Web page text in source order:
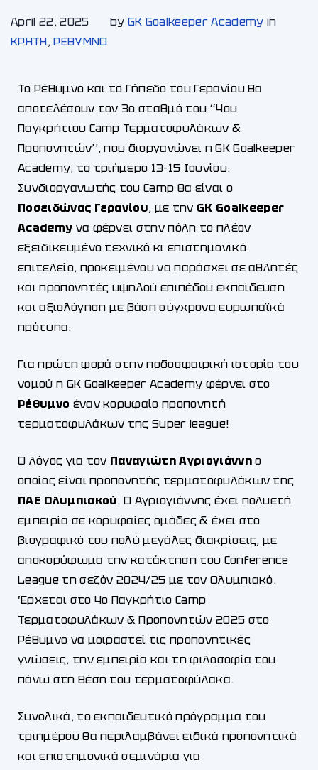
April 22, 2025 by GK Goalkeeper Academy in
ΚΡΗΤΗ,ΡΕΘΥΜΝΟ
Το Ρέθυμνο και το Γήπεδο του Γερανίου θα
αποτελέσουν τον 3ο σταθμό του ‘‘4ου
Παγκρήτιου Camp Τερματοφυλάκων &
Προπονητών’’, που διοργανώνει η GK Goalkeeper
Academy, το τριήμερο 13-15 Ιουνίου.
Συνδιοργανωτής του Camp θα είναι ο
Ποσειδώνας Γερανίου, με την GK Goalkeeper
Academy να φέρνει στην πόλη το πλέον
εξειδικευμένο τεχνικό κι επιστημονικό
επιτελείο, προκειμένου να παράσχει σε αθλητές
και προπονητές υψηλού επιπέδου εκπαίδευση
και αξιολόγηση με βάση σύγχρονα ευρωπαϊκά
πρότυπα.
Για πρώτη φορά στην ποδοσφαιρική ιστορία του
νομού η GK Goalkeeper Academy φέρνει στο
Ρέθυμνο έναν κορυφαίο προπονητή
τερματοφυλάκων της Super league!
Ο λόγος για τον Παναγιώτη Αγριογιάννηο
οποίος είναι προπονητής τερματοφυλάκων της
ΠΑΕ Ολυμπιακού. Ο Αγριογιάννης έχει πολυετή
εμπειρία σε κορυφαίες ομάδες & έχει στο
βιογραφικό του πολύ μεγάλες διακρίσεις, με
αποκορύφωμα την κατάκτηση του Conference
League τη σεζόν 2024/25 με τον Ολυμπιακό.
Έρχεται στο 4o Παγκρήτιο Camp
Τερματοφυλάκων & Προπονητών 2025 στο
Ρέθυμνο να μοιραστεί τις προπονητικές
γνώσεις, την εμπειρία και τη φιλοσοφία του
πάνω στη θέση του τερματοφύλακα.
Συνολικά, το εκπαιδευτικό πρόγραμμα του
τριημέρου θα περιλαμβάνει ειδικά προπονητικά
και επιστημονικά σεμινάρια για